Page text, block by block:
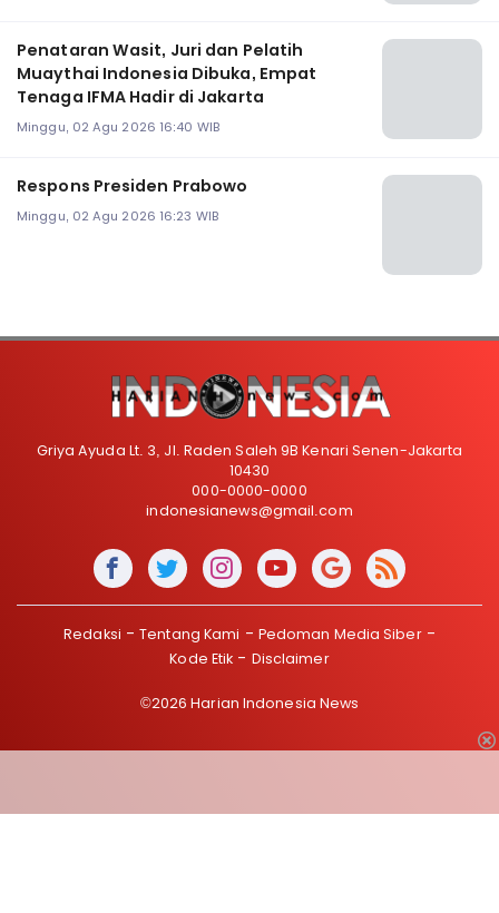
Penataran Wasit, Juri dan Pelatih
Muaythai Indonesia Dibuka, Empat
Tenaga IFMA Hadir di Jakarta
Minggu, 02 Agu 2026 16:40 WIB
Respons Presiden Prabowo
Minggu, 02 Agu 2026 16:23 WIB
Griya Ayuda Lt. 3, Jl. Raden Saleh 9B Kenari Senen-Jakarta
10430
000-0000-0000
indonesianews@gmail.com
Redaksi Tentang Kami
Pedoman Media Siber
Kode Etik
Disclaimer
©2026 Harian Indonesia News